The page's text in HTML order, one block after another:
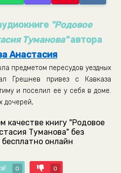
"Родовое
Туманова"автора
Анастасия
предметом пересудов уездных
Грешнев привез с Кавказа
и поселил ее у себя в доме.
дочерей,
качестве книгу "Родовое
Туманова" без
онлайн
0 0